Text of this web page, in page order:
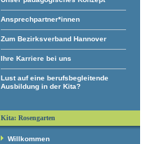
Ansprechpartner*innen
Zum Bezirksverband Hannover
Ihre Karriere bei uns
Lust auf eine berufsbegleitende
Ausbildung in der Kita?
Kita: Rosengarten
Willkommen